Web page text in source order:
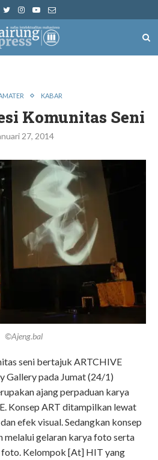
KABAR
Komunitas Seni
27, 2014
©Ajeng.bal
seni bertajuk ARTCHIVE
Gallery pada Jumat (24/1)
ajang perpaduan karya
Konsep ART ditampilkan lewat
efek visual. Sedangkan konsep
melalui gelaran karya foto serta
Kelompok [At] HIT yang